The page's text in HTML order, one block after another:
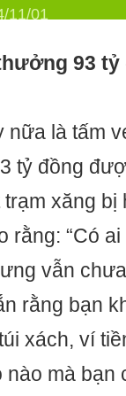
11/01
93
nữa là tấm
tỷ đồng
xăng bị
rằng: “Có
vẫn
rằng bạn
xách, ví
nào mà bạn